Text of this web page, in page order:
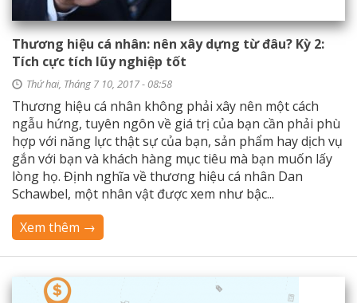
Thương hiệu cá nhân: nên xây dựng từ đâu? Kỳ 2:
Tích cực tích lũy nghiệp tốt
Thứ hai, Tháng 7 10, 2017 - 08:58
Thương hiệu cá nhân không phải xây nên một cách
ngẫu hứng, tuyên ngôn về giá trị của bạn cần phải phù
hợp với năng lực thật sự của bạn, sản phẩm hay dịch vụ
gắn với bạn và khách hàng mục tiêu mà bạn muốn lấy
lòng họ. Định nghĩa về thương hiệu cá nhân Dan
Schawbel, một nhân vật được xem như bậc...
Xem thêm →